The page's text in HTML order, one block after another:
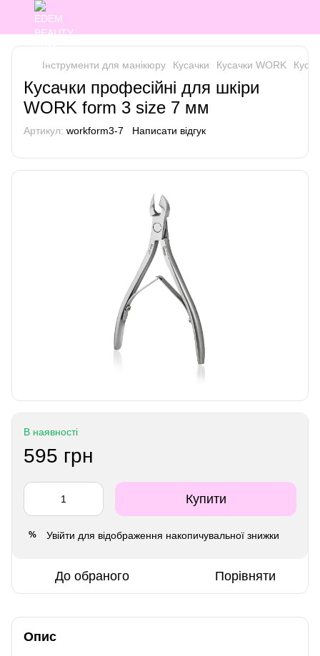
Інструменти для манікюру Кусачки Кусачки WORK
Кусачки професійні для шкіри
WORK form 3 size 7 мм
Артикул: workform3-7 Написати відгук
В наявності
595 грн
Купити
% Увійти для відображення накопичувальної знижки
До обраного Порівняти
Опис